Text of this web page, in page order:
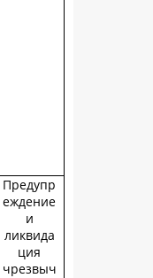
Предупр
еждение
и
ликвида
ция
чрезвыч